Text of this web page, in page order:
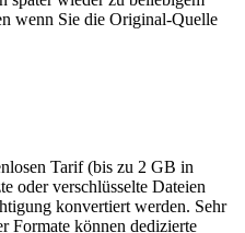
wenn Sie die Original-Quelle
Tarif (bis zu 2 GB in
oder verschlüsselte Dateien
konvertiert werden. Sehr
Formate können dedizierte